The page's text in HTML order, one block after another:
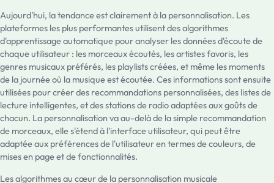
Aujourd'hui, la tendance est clairement à la personnalisation. Les
plateformes les plus performantes utilisent des algorithmes
d'apprentissage automatique pour analyser les données d'écoute de
chaque utilisateur : les morceaux écoutés, les artistes favoris, les
genres musicaux préférés, les playlists créées, et même les moments
de la journée où la musique est écoutée. Ces informations sont ensuite
utilisées pour créer des recommandations personnalisées, des listes de
lecture intelligentes, et des stations de radio adaptées aux goûts de
chacun. La personnalisation va au-delà de la simple recommandation
de morceaux, elle s'étend à l'interface utilisateur, qui peut être
adaptée aux préférences de l'utilisateur en termes de couleurs, de
mises en page et de fonctionnalités.
Les algorithmes au cœur de la personnalisation musicale